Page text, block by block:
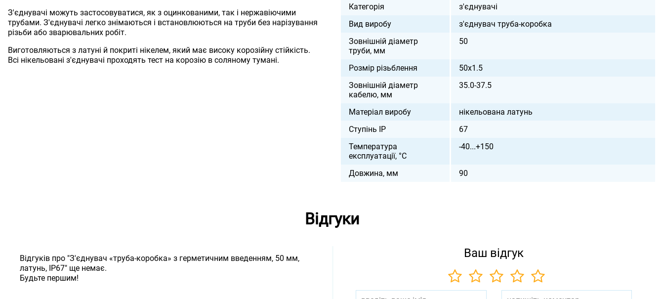
З'єднувачі можуть застосовуватися, як з оцинкованими, так і нержавіючими
трубами. З'єднувачі легко знімаються і встановлюються на труби без нарізування
різьби або зварювальних робіт.
Виготовляються з латуні й покриті нікелем, який має високу корозійну стійкість.
Всі нікельовані з'єднувачі проходять тест на корозію в соляному тумані.
Категорія
з'єднувачі
Вид виробу
з'єднувач труба-коробка
Зовнішній діаметр
труби, мм
50
Розмір різьблення
50х1.5
Зовнішній діаметр
кабелю, мм
35.0-37.5
Матеріал виробу
нікельована латунь
Ступінь IP
67
Температура
експлуатації, °С
-40...+150
Довжина, мм 90
Відгуки
Відгуків про "З'єднувач «труба-коробка» з герметичним введенням, 50 мм,
латунь, IP67" ще немає.
Будьте першим!
Ваш відгук